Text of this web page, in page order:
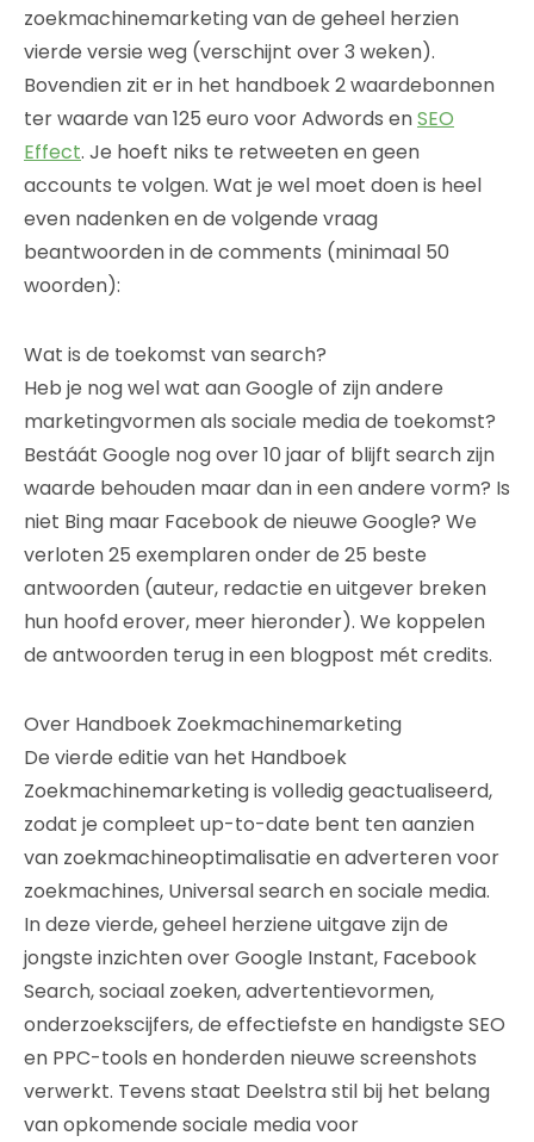
zoekmachinemarketing van de geheel herzien
vierde versie weg (verschijnt over 3 weken).
Bovendien zit er in het handboek 2 waardebonnen
ter waarde van 125 euro voor Adwords enSEO
Effect. Je hoeft niks te retweeten en geen
accounts te volgen. Wat je wel moet doen is heel
even nadenken en de volgende vraag
beantwoorden in de comments (minimaal 50
woorden):
Wat is de toekomst van search?
Heb je nog wel wat aan Google of zijn andere
marketingvormen als sociale media de toekomst?
Bestáát Google nog over 10 jaar of blijft search zijn
waarde behouden maar dan in een andere vorm? Is
niet Bing maar Facebook de nieuwe Google? We
verloten 25 exemplaren onder de 25 beste
antwoorden (auteur, redactie en uitgever breken
hun hoofd erover, meer hieronder). We koppelen
de antwoorden terug in een blogpost mét credits.
Over Handboek Zoekmachinemarketing
De vierde editie van het Handboek
Zoekmachinemarketing is volledig geactualiseerd,
zodat je compleet up-to-date bent ten aanzien
van zoekmachineoptimalisatie en adverteren voor
zoekmachines, Universal search en sociale media.
In deze vierde, geheel herziene uitgave zijn de
jongste inzichten over Google Instant, Facebook
Search, sociaal zoeken, advertentievormen,
onderzoekscijfers, de effectiefste en handigste SEO
en PPC-tools en honderden nieuwe screenshots
verwerkt. Tevens staat Deelstra stil bij het belang
van opkomende sociale media voor